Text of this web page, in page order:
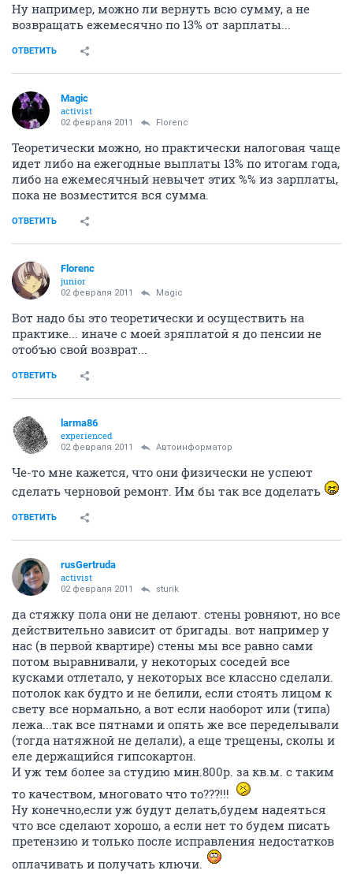
Ну например, можно ли вернуть всю сумму, а не
возвращать ежемесячно по 13% от зарплаты...
ОТВЕТИТЬ
Magic
activist
02 февраля 2011 Florenc
Теоретически можно, но практически налоговая чаще
идет либо на ежегодные выплаты 13% по итогам года,
либо на ежемесячный невычет этих %% из зарплаты,
пока не возместится вся сумма.
ОТВЕТИТЬ
Florenc
junior
02 февраля 2011 Magic
Вот надо бы это теоретически и осуществить на
практике... иначе с моей зряплатой я до пенсии не
отобъю свой возврат...
ОТВЕТИТЬ
larma86
experienced
02 февраля 2011 Автоинформатор
Че-то мне кажется, что они физически не успеют
сделать черновой ремонт. Им бы так все доделать
ОТВЕТИТЬ
rusGertruda
activist
02 февраля 2011 sturik
да стяжку пола они не делают. стены ровняют, но все
действительно зависит от бригады. вот например у
нас (в первой квартире) стены мы все равно сами
потом выравнивали, у некоторых соседей все
кусками отлетало, у некоторых все классно сделали.
потолок как будто и не белили, если стоять лицом к
свету все нормально, а вот если наоборот или (типа)
лежа...так все пятнами и опять же все переделывали
(тогда натяжной не делали), а еще трещены, сколы и
еле держащийся гипсокартон.
И уж тем более за студию мин.800р. за кв.м. с таким
то качеством, многовато что то???!!!
Ну конечно,если уж будут делать,будем надеяться
что все сделают хорошо, а если нет то будем писать
претензию и только после исправления недостатков
оплачивать и получать ключи.